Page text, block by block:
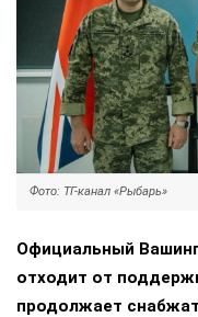
Фото: ТГ-канал «Рыбарь»
Официальный
отходит от
продолжает